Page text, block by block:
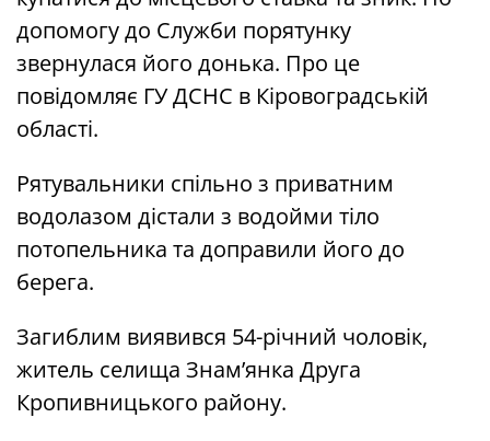
допомогу до Служби порятунку
звернулася його донька. Про це
повідомляє ГУ ДСНС в Кіровоградській
області.
Рятувальники спільно з приватним
водолазом дістали з водойми тіло
потопельника та доправили його до
берега.
Загиблим виявився 54-річний чоловік,
житель селища Знам’янка Друга
Кропивницького району.